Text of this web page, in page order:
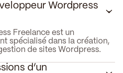
Wordpress
Freelance est un
spécialisé dans la création,
de sites Wordpress.
d’un